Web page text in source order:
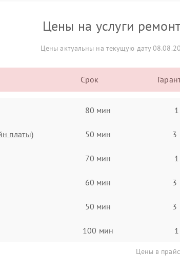
Цены на услуги
Цены актуальны на текущую дату
Срок
80 мин
платы) 50 мин 3
70 мин
60 мин 3
50 мин 3
100 мин
Цены в